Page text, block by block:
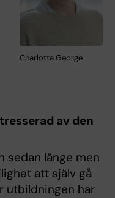
Charlotta George
av den
sedan länge men
att själv gå
utbildningen har